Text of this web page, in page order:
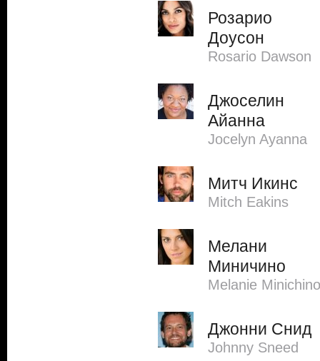
Розарио
Доусон
Rosario Dawson
Джоселин
Айанна
Jocelyn Ayanna
Митч Икинс
Mitch Eakins
Мелани
Миничино
Melanie Minichino
Джонни Снид
Johnny Sneed